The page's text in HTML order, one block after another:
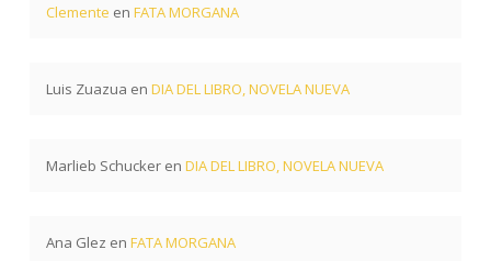
Clemente en FATA MORGANA
Luis Zuazua en DIA DEL LIBRO, NOVELA NUEVA
Marlieb Schuckeren DIA DEL LIBRO, NOVELA NUEVA
Ana Glez en FATA MORGANA